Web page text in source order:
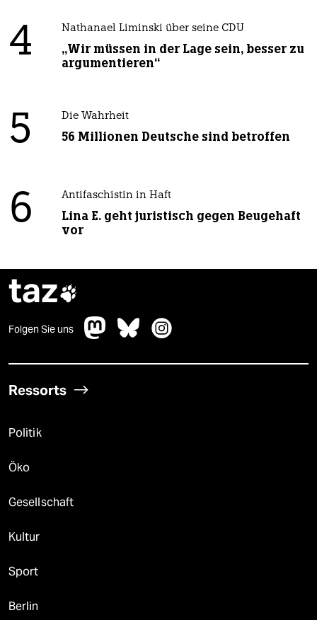
4 Nathanael Liminski über seine CDU
„Wir müssen in der Lage sein, besser zu
argumentieren“
5 Die Wahrheit
56 Millionen Deutsche sind betroffen
6 Antifaschistin in Haft
Lina E. geht juristisch gegen Beugehaft
vor
taz
Folgen Sie uns
Ressorts
Politik
Öko
Gesellschaft
Kultur
Sport
Berlin